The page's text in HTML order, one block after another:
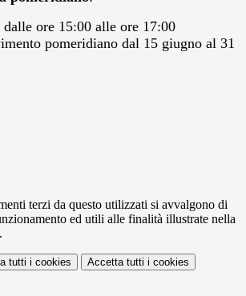
ore 15:00 alle ore 17:00
pomeridiano dal 15 giugno al 31
terzi da questo utilizzati si avvalgono di
ed utili alle finalità illustrate nella
.
tutti i cookies Accetta tutti i cookies